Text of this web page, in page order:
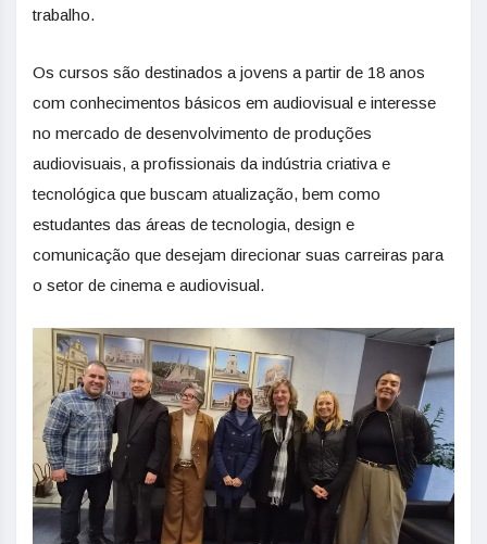
trabalho.
Os cursos são destinados a jovens a partir de 18 anos
com conhecimentos básicos em audiovisual e interesse
no mercado de desenvolvimento de produções
audiovisuais, a profissionais da indústria criativa e
tecnológica que buscam atualização, bem como
estudantes das áreas de tecnologia, design e
comunicação que desejam direcionar suas carreiras para
o setor de cinema e audiovisual.